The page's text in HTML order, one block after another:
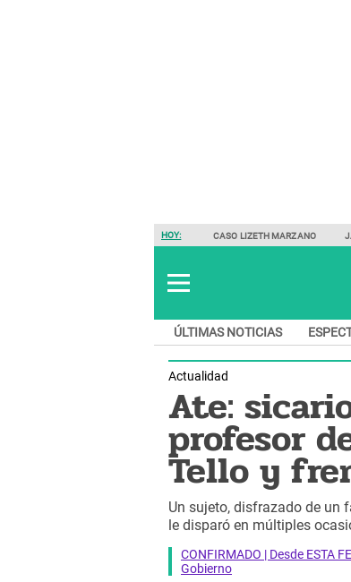
HOY: CASO LIZETH MARZANO
ÚLTIMAS NOTICIAS
Actualidad
Ate:
profesor
Tello y
Un sujeto, disfrazado de un
le disparó en múltiples
CONFIRMADO | Desde ESTA
Gobierno